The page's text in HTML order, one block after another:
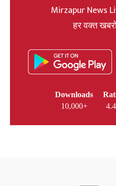
Mirzapur News
हर वक्त
Downloads
10,000+